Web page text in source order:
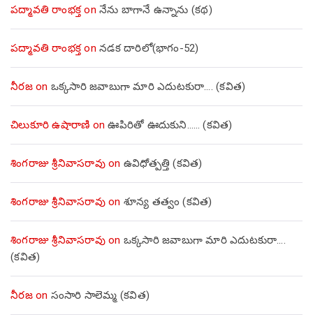
పద్మావతి రాంభక్తon నేను బాగానే ఉన్నాను (క‌థ‌)
పద్మావతి రాంభక్తon నడక దారిలో(భాగం-52)
నీరజon ఒక్కసారి జవాబుగా మారి ఎదుటకురా…. (కవిత)
చిలుకూరి ఉషారాణి onఊపిరితో ఊదుకుని…… (కవిత)
శింగరాజు శ్రీనివాసరావుon ఉవిధోత్పత్తి (కవిత)
శింగరాజు శ్రీనివాసరావుon శూన్య తత్వం (కవిత)
శింగరాజు శ్రీనివాసరావుon ఒక్కసారి జవాబుగా మారి ఎదుటకురా….
(కవిత)
నీరజon సంసారి సాలెమ్మ (కవిత)